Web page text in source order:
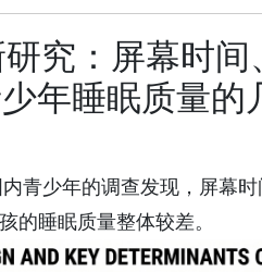
究：屏幕时
年睡眠质量的
青少年的调查发现，屏幕
的睡眠质量整体较差。